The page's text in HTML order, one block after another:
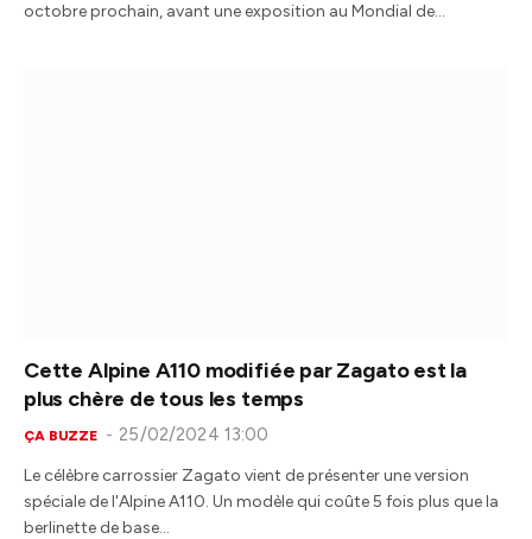
octobre prochain, avant une exposition au Mondial de…
Cette Alpine A110 modifiée par Zagato est la
plus chère de tous les temps
ÇA BUZZE 25/02/2024 13:00
Le célèbre carrossier Zagato vient de présenter une version
spéciale de l'Alpine A110. Un modèle qui coûte 5 fois plus que la
berlinette de base…